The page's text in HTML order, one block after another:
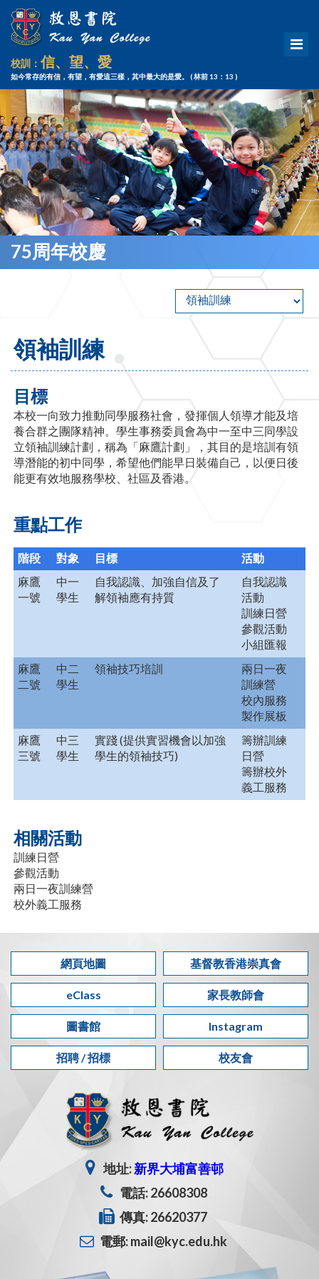
校訓：信、望、愛
如今常存的有信，有望，有愛這三樣，其中最大的是愛。 ( 林前 13：13 )
75周年校慶
領袖訓練
目標
本校一向致力推動同學服務社會，發揮個人領導才能及培
養合群之團隊精神。學生事務委員會為中一至中三同學設
立領袖訓練計劃，稱為「麻鷹計劃」，其目的是培訓有領
導潛能的初中同學，希望他們能早日裝備自己，以便日後
能更有效地服務學校、社區及香港。
重點工作
階段 對象 目標
活動
麻鷹
一號
中一
學生
自我認識、加強自信及了
解領袖應有持質
自我認識
活動
訓練日營
參觀活動
小組匯報
麻鷹
二號
中二
學生
領袖技巧培訓
兩日一夜
訓練營
校內服務
製作展板
麻鷹
三號
中三
學生
實踐 (提供實習機會以加強
學生的領袖技巧)
籌辦訓練
日營
籌辦校外
義工服務
相關活動
訓練日營
參觀活動
兩日一夜訓練營
校外義工服務
網頁地圖 基督教香港崇真會
eClass 家長教師會
圖書館 Instagram
招聘 / 招標 校友會
地址:新界大埔富善邨
電話: 26608308
傳真: 26620377
電郵: mail@kyc.edu.hk